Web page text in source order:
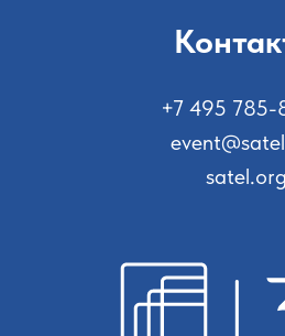
+7 495 785-
satel.org